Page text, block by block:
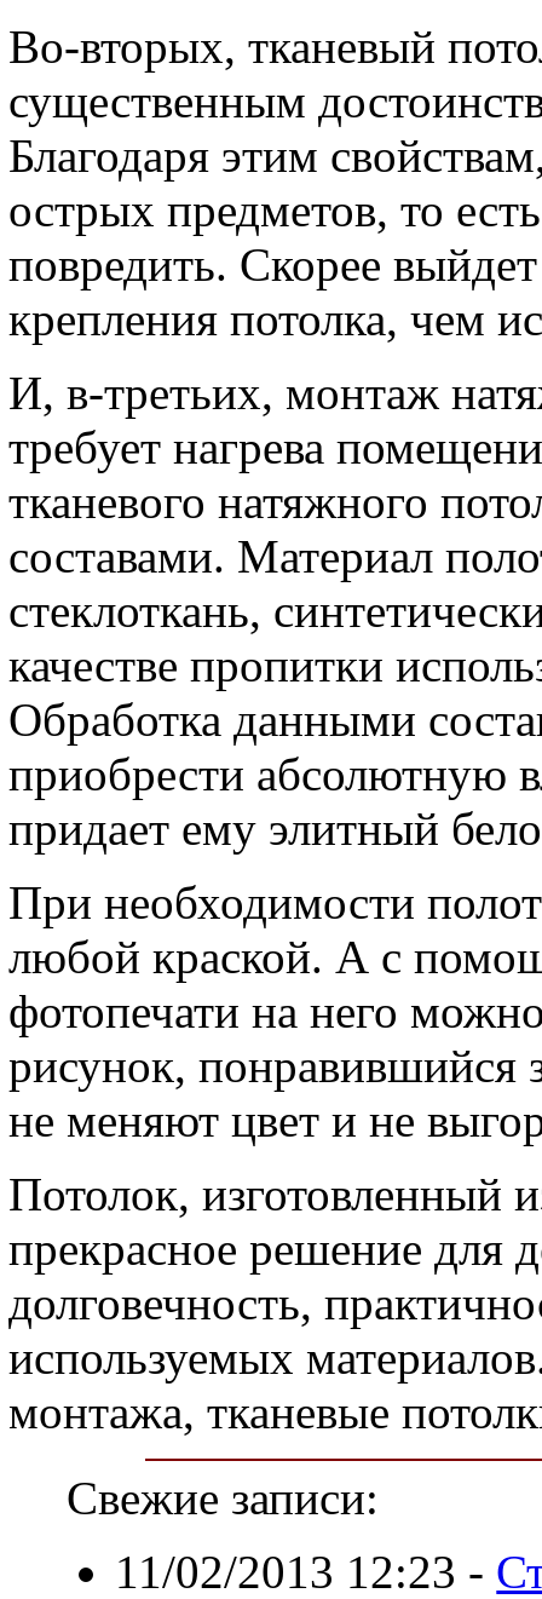
Во-вторых, тканевый
существенным
Благодаря этим
острых предметов, то
повредить. Скорее
крепления потолка, чем
И, в-третьих, монтаж
требует нагрева
тканевого натяжного
составами. Материал
стеклоткань,
качестве пропитки
Обработка данными
приобрести абсолютную
придает ему элитный
При необходимости
любой краской. А с
фотопечати на него
рисунок, понравившийся
не меняют цвет и не
Потолок, изготовленный
прекрасное решение для
долговечность,
используемых
монтажа, тканевые
Свежие записи:
11/02/2013 12:23 -